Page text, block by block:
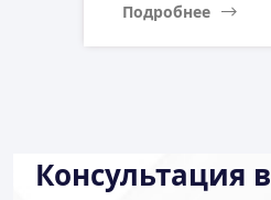
Подробнее
Консультация в